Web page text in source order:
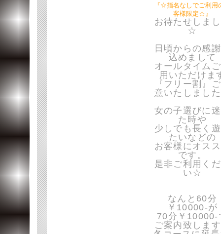
『☆指名なしでご利用
客様限定☆』
お待たせしま
☆
日頃からの感
込めまして
オールタイム
用いただけま
『フリー割』
意いたしまし
女の子選びに
た時や
少しでも長く
たいなどの
お客様にオス
です。
是非ご利用く
い☆
なんと60分
￥10000-が
70分￥10000-
ご案内致しま